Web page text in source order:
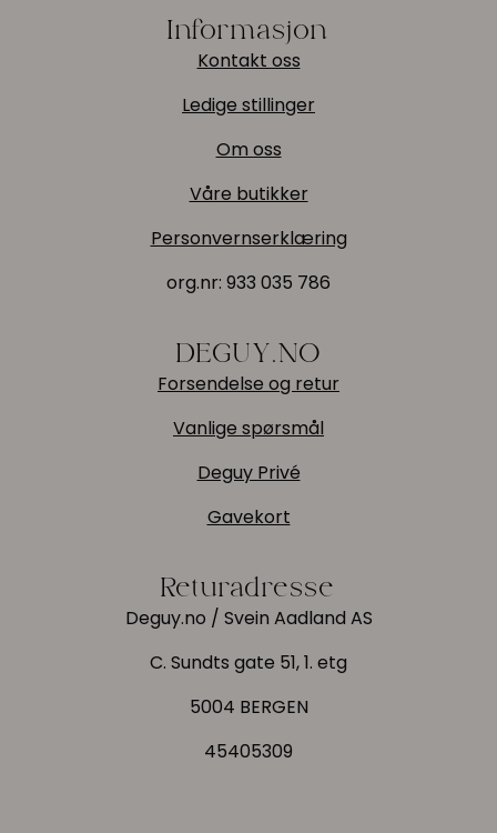
Kontakt oss
Ledige stillinger
Om oss
Våre butikker
Personvernserklæring
org.nr: 933 035 786
Forsendelse og retur
Vanlige spørsmål
Deguy Privé
Gavekort
Deguy.no / Svein Aadland AS
C. Sundts gate 51, 1. etg
5004 BERGEN
45405309